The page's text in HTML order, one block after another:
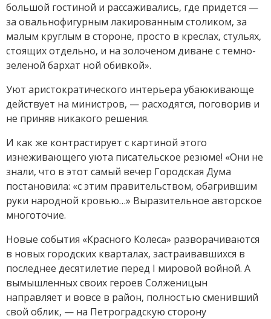
большой гостиной и рассаживались, где придется —
за овальнофигурным лакированным столиком, за
малым круглым в стороне, просто в креслах, стульях,
стоящих отдельно, и на золоче­ном диване с темно-
зеленой бархат ной обивкой».
Уют аристократического интерьера убаюкивающе
действует на министров, — расходятся, поговорив и
не приняв никакого решения.
И как же контрастирует с картиной этого
изнеживающего уюта писательское резюме! «Они не
знали, что в этот самый вечер Городская Дума
постановила: «с этим правительством, обагрившим
руки народной кровью…» Выразительное авторское
многоточие.
Новые события «Красного Колеса» разворачиваются
в новых городских кварталах, застраивавшихся в
последнее десятилетие перед I мировой войной. А
вымышленных своих героев Солженицын
направляет и вовсе в район, полностью сменивший
свой облик, — на Петроградскую сторону